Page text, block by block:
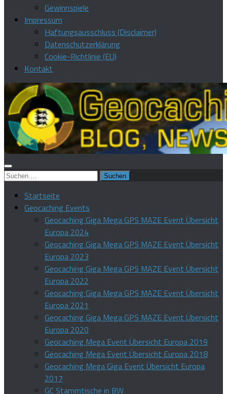
Gewinnspiele
Impressum
Haftungsausschluss (Disclaimer)
Datenschutzerklärung
Cookie-Richtlinie (EU)
Kontakt
Suchen
Startseite
Geocaching Events
Geocaching Giga Mega GPS MAZE Event Übersicht
Europa 2024
Geocaching Giga Mega GPS MAZE Event Übersicht
Europa 2023
Geocaching Giga Mega GPS MAZE Event Übersicht
Europa 2022
Geocaching Giga Mega GPS MAZE Event Übersicht
Europa 2021
Geocaching Giga Mega GPS MAZE Event Übersicht
Europa 2020
Geocaching Mega Event Übersicht Europa 2019
Geocaching Mega Event Übersicht Europa 2018
Geocaching Mega Giga Event Übersicht Europa
2017
GC Stammtische in BW